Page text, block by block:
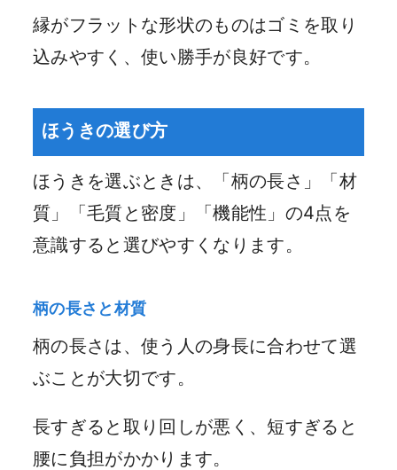
縁がフラットな形状のものはゴミを取り
込みやすく、使い勝手が良好です。
ほうきの選び方
ほうきを選ぶときは、「柄の長さ」「材
質」「毛質と密度」「機能性」の4点を
意識すると選びやすくなります。
柄の長さと材質
柄の長さは、使う人の身長に合わせて選
ぶことが大切です。
長すぎると取り回しが悪く、短すぎると
腰に負担がかかります。